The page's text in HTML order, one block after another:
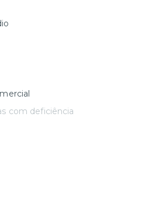
com deficiência